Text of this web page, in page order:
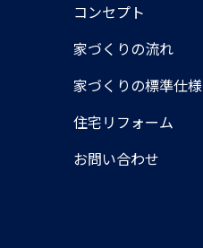
コンセプト
家づくりの流れ
家づくりの標準仕様
住宅リフォーム
お問い合わせ